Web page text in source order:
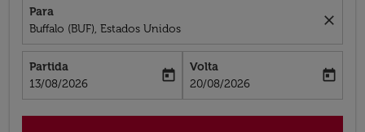
Para
Buffalo (BUF), Estados Unidos
close
Partida
fc-booking-departure-date-aria-label
13/08/2026
today
Volta
fc-booking-return-date-aria-label
20/08/2026
today